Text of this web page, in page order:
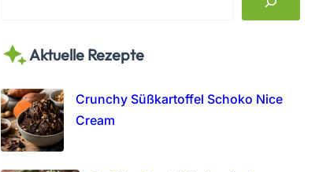
r
h
Aktuelle Rezepte
Crunchy Süßkartoffel Schoko Nice
Cream